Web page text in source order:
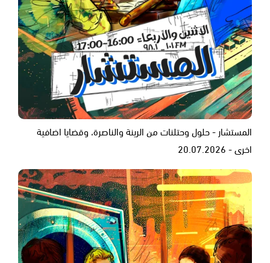
المستشار - حلول وحتلنات من الرينة والناصرة، وقضايا اضافية
اخرى - 20.07.2026